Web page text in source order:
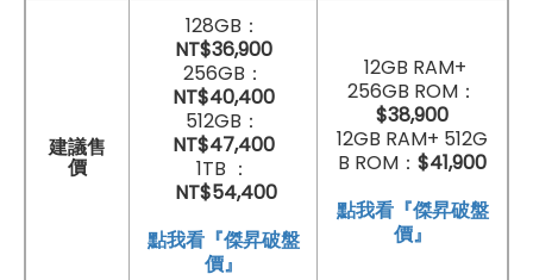
建議售
價
128GB：
NT$36,900
256GB：
NT$40,400
512GB：
NT$47,400
1TB ：
NT$54,400
點我看『傑昇破盤
價』
12GB RAM+
256GB ROM：
$38,900
12GB RAM+ 512G
B ROM： $41,900
點我看『傑昇破盤
價』